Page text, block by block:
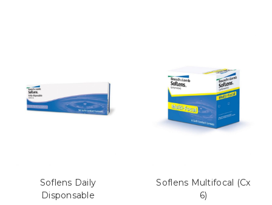
Soflens Daily
Disponsable
Soflens Multifocal (Cx
6)